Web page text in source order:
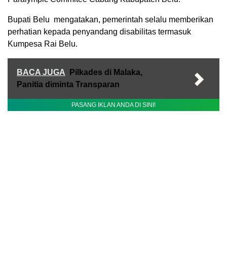
Bupati Belu mengatakan, pemerintah selalu memberikan
perhatian kepada penyandang disabilitas termasuk
Kumpesa Rai Belu.
BACA JUGA
Pilkades di Malaka,
Panitia diminta Transparan
PASANG IKLAN ANDA DI SINI!